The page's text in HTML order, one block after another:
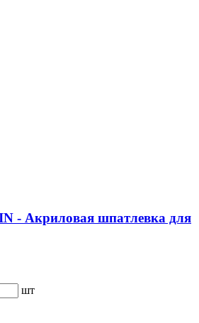
- Акриловая шпатлевка для
шт